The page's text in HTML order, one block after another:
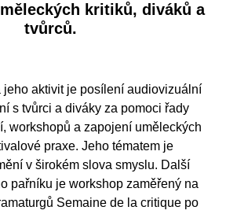
kritiků, diváků a
tvůrců.
jeho aktivit je posílení audiovizuální
s tvůrci a diváky za pomoci řady
workshopů a zapojení uměleckých
praxe. Jeho tématem je
v širokém slova smyslu. Další
pařníku je workshop zaměřený na
Semaine de la critique po